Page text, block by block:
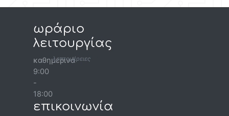
ωράριο
λειτουργίας
καθημερινά
9:00
-
18:00
λεπτομέρειες
επικοινωνία